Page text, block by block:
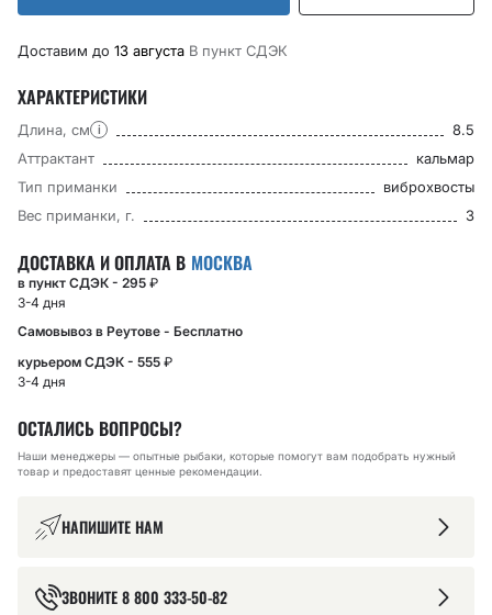
Доставим до 13 августа В пункт CДЭК
ХАРАКТЕРИСТИКИ
Длина, см i
8.5
Аттрактант
кальмар
Тип приманки
виброхвосты
Вес приманки, г.
3
ДОСТАВКА И ОПЛАТА В МОСКВА
в пункт СДЭК - 295 ₽
3-4 дня
Самовывоз в Реутове - Бесплатно
курьером СДЭК - 555 ₽
3-4 дня
ОСТАЛИСЬ ВОПРОСЫ?
Наши менеджеры — опытные рыбаки, которые помогут вам подобрать нужный
товар и предоставят ценные рекомендации.
НАПИШИТЕ НАМ
ЗВОНИТЕ8 800 333-50-82